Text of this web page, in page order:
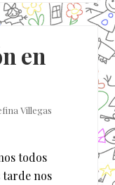
en
Villegas
todos
tarde nos